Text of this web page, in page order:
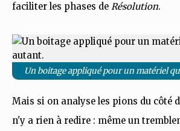
faciliter les phases de Résolution.
Un boitage appliqué pour un matériel
Mais si on analyse les pions du côté
n'y a rien à redire : même un